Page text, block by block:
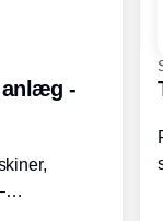
-